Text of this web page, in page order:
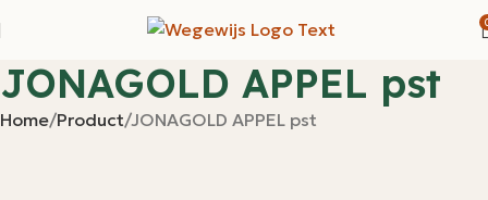
JONAGOLD APPEL pst
Home Product JONAGOLD APPEL pst